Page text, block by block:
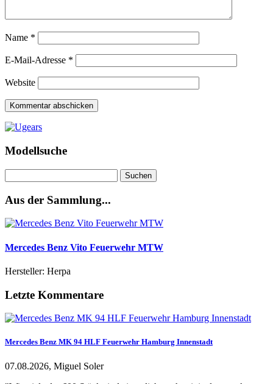
Name *
E-Mail-Adresse *
Website
Modellsuche
nach:
Aus der Sammlung...
Mercedes Benz Vito Feuerwehr MTW
Hersteller: Herpa
Letzte Kommentare
Mercedes Benz MK 94 HLF Feuerwehr Hamburg Innenstadt
07.08.2026, Miguel Soler